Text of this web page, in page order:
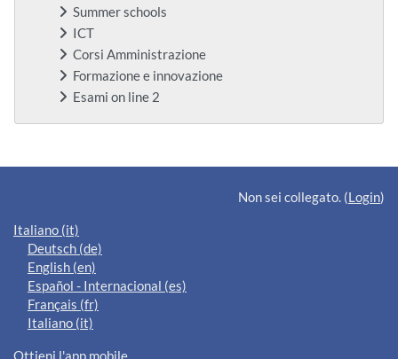
Summer schools
ICT
Corsi Amministrazione
Formazione e innovazione
Esami on line 2
Blocchi supplementari
Non sei collegato. (Login)
Italiano ‎(it)‎
Deutsch ‎(de)‎
English ‎(en)‎
Español - Internacional ‎(es)‎
Français ‎(fr)‎
Italiano ‎(it)‎
Ottieni l'app mobile